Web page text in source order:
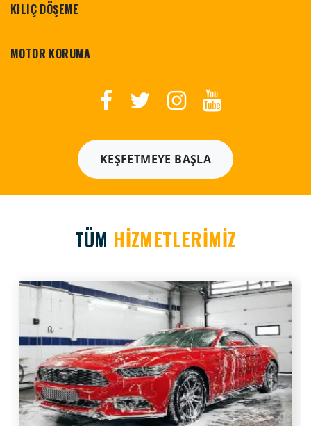
KILIÇ DÖŞEME
MOTOR KORUMA
KEŞFETMEYE BAŞLA
TÜM HİZMETLERİMİZ